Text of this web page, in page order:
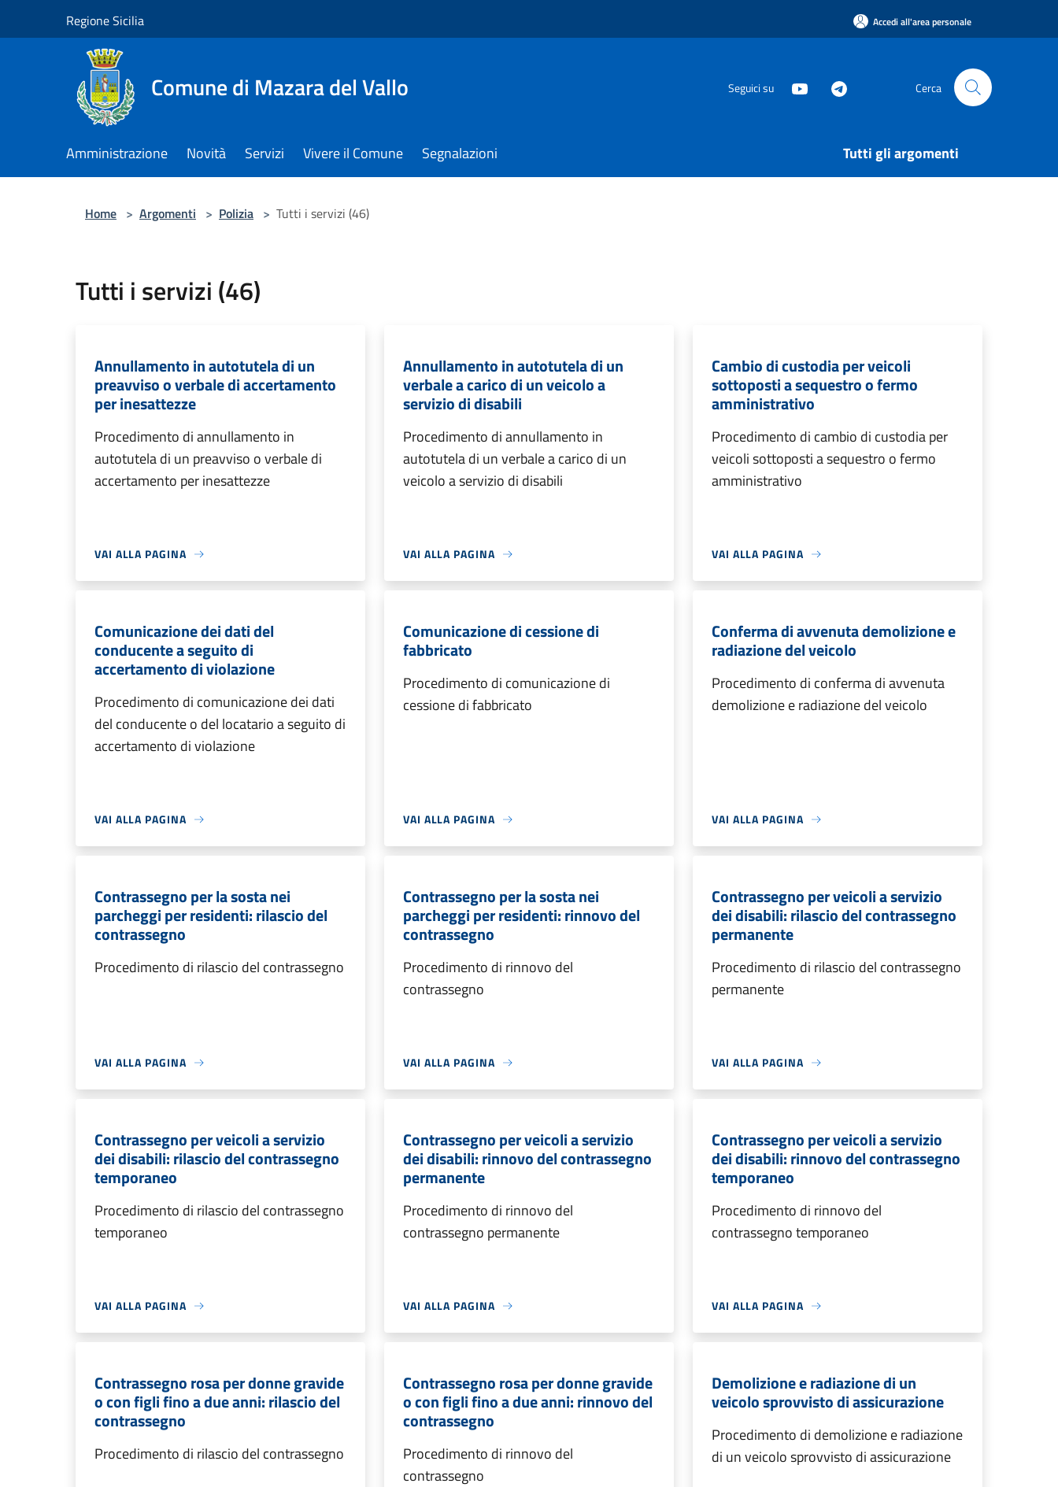
Regione Sicilia Accedi all'area personale
Comune di Mazara del Vallo Seguici su Cerca
Amministrazione Novità Servizi Vivere il Comune Segnalazioni Tutti gli argomenti
Home > Argomenti > Polizia > Tutti i servizi (46)
Tutti i servizi (46)
Annullamento in autotutela di un
preavviso o verbale di accertamento
per inesattezze
Procedimento di annullamento in
autotutela di un preavviso o verbale di
accertamento per inesattezze
VAI ALLA PAGINA
Annullamento in autotutela di un
verbale a carico di un veicolo a
servizio di disabili
Procedimento di annullamento in
autotutela di un verbale a carico di un
veicolo a servizio di disabili
VAI ALLA PAGINA
Cambio di custodia per veicoli
sottoposti a sequestro o fermo
amministrativo
Procedimento di cambio di custodia per
veicoli sottoposti a sequestro o fermo
amministrativo
VAI ALLA PAGINA
Comunicazione dei dati del
conducente a seguito di
accertamento di violazione
Procedimento di comunicazione dei dati
del conducente o del locatario a seguito di
accertamento di violazione
VAI ALLA PAGINA
Comunicazione di cessione di
fabbricato
Procedimento di comunicazione di
cessione di fabbricato
VAI ALLA PAGINA
Conferma di avvenuta demolizione e
radiazione del veicolo
Procedimento di conferma di avvenuta
demolizione e radiazione del veicolo
VAI ALLA PAGINA
Contrassegno per la sosta nei
parcheggi per residenti: rilascio del
contrassegno
Procedimento di rilascio del contrassegno
VAI ALLA PAGINA
Contrassegno per la sosta nei
parcheggi per residenti: rinnovo del
contrassegno
Procedimento di rinnovo del
contrassegno
VAI ALLA PAGINA
Contrassegno per veicoli a servizio
dei disabili: rilascio del contrassegno
permanente
Procedimento di rilascio del contrassegno
permanente
VAI ALLA PAGINA
Contrassegno per veicoli a servizio
dei disabili: rilascio del contrassegno
temporaneo
Procedimento di rilascio del contrassegno
temporaneo
VAI ALLA PAGINA
Contrassegno per veicoli a servizio
dei disabili: rinnovo del contrassegno
permanente
Procedimento di rinnovo del
contrassegno permanente
VAI ALLA PAGINA
Contrassegno per veicoli a servizio
dei disabili: rinnovo del contrassegno
temporaneo
Procedimento di rinnovo del
contrassegno temporaneo
VAI ALLA PAGINA
Contrassegno rosa per donne gravide
o con figli fino a due anni: rilascio del
contrassegno
Procedimento di rilascio del contrassegno
Contrassegno rosa per donne gravide
o con figli fino a due anni: rinnovo del
contrassegno
Procedimento di rinnovo del
contrassegno
Demolizione e radiazione di un
veicolo sprovvisto di assicurazione
Procedimento di demolizione e radiazione
di un veicolo sprovvisto di assicurazione